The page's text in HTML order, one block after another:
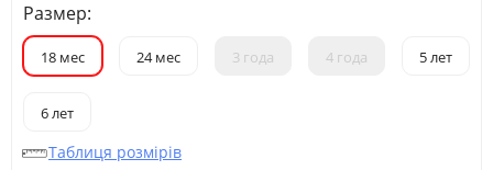
Размер:
18 мес 24 мес 3 года 4 года 5 лет
6 лет
Таблиця розмірів